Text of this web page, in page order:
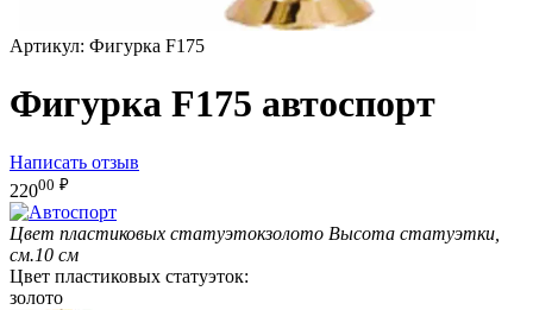
Артикул: Фигурка F175
Фигурка F175 автоспорт
Написать отзыв
22000 ₽
Цвет пластиковых статуэтокзолото Высота статуэтки,
см.10 см
Цвет пластиковых статуэток:
золото